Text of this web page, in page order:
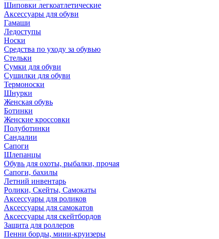
Шиповки легкоатлетические
Аксессуары для обуви
Гамаши
Ледоступы
Носки
Средства по уходу за обувью
Стельки
Сумки для обуви
Сушилки для обуви
Термоноски
Шнурки
Женская обувь
Ботинки
Женские кроссовки
Полуботинки
Сандалии
Сапоги
Шлепанцы
Обувь для охоты, рыбалки, прочая
Сапоги, бахилы
Летний инвентарь
Ролики, Скейты, Самокаты
Аксессуары для роликов
Аксессуары для самокатов
Аксессуары для скейтбордов
Защита для роллеров
Пенни борды, мини-круизеры